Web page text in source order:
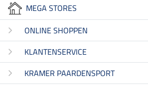
MEGA STORES
ONLINE SHOPPEN
KLANTENSERVICE
KRAMER PAARDENSPORT